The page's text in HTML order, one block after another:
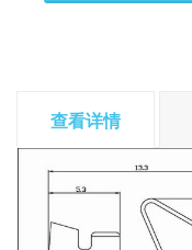
查看详情